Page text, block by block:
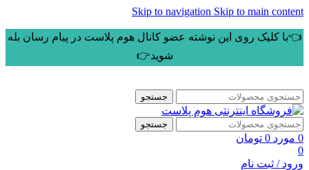
Skip to navigation Skip to main content
👈با کلیک روی این نوشته عضو کانال هوم پلاست در پیام رسان بله
شوید👉
جستجو
جستجو
0 مورد 0 تومان
0
ورود / ثبت نام